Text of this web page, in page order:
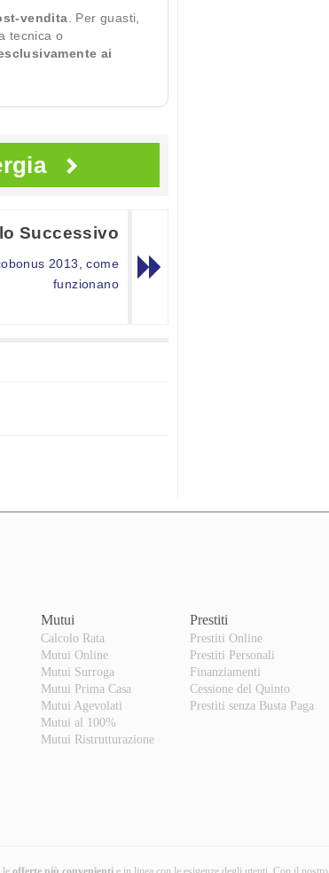
vendita . Per guasti,
tecnica o
ai
Successivo
2013, come
funzionano
Mutui
Calcolo Rata
Mutui Online
Mutui Surroga
Mutui Prima Casa
Mutui Agevolati
Mutui al 100%
Mutui Ristrutturazione
Prestiti
Prestiti Online
Prestiti Personali
Finanziamenti
Cessione del Quinto
Prestiti senza Busta Paga